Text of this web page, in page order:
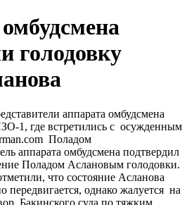
голодовку
аппарата омбудсмена
1, где встретились с осужденным
Поладом
аппарата омбудсмена подтвердил
Поладом Аслановым голодовки.
что состояние Асланова
передвигается, однако жалуется на
Бакинского суда по тяжким